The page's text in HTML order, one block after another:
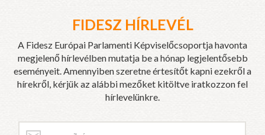
FIDESZ HÍRLEVÉL
A Fidesz Európai Parlamenti Képviselőcsoportja havonta
megjelenő hírlevélben mutatja be a hónap legjelentősebb
eseményeit. Amennyiben szeretne értesítőt kapni ezekről a
hírekről, kérjük az alábbi mezőket kitöltve iratkozzon fel
hírlevelünkre.